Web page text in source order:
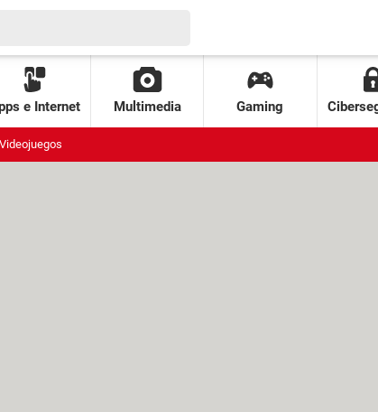
e Internet Multimedia Gaming
Videojuegos